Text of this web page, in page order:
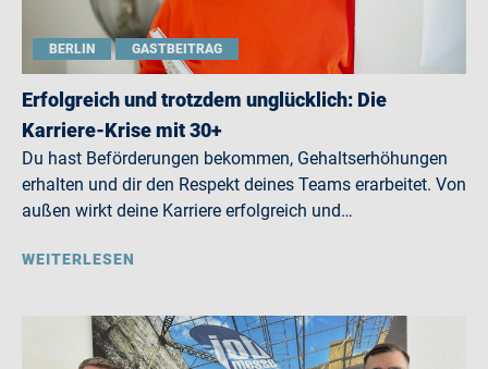
BERLIN GASTBEITRAG
Erfolgreich und trotzdem unglücklich: Die
Karriere-Krise mit 30+
Du hast Beförderungen bekommen, Gehaltserhöhungen
erhalten und dir den Respekt deines Teams erarbeitet. Von
außen wirkt deine Karriere erfolgreich und…
WEITERLESEN